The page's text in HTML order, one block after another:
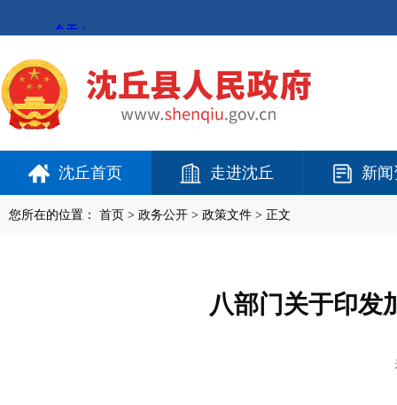
沈丘首页 走进沈丘 新
您所在的位置： 首页 > 政务公开 > 政策文件 > 正文
八部门关于印发